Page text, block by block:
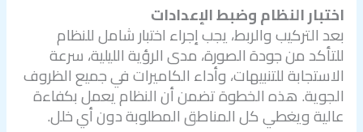
اختبار النظام وضبط الإعدادات
بعد التركيب والربط، يجب إجراء اختبار شامل للنظام
للتأكد من جودة الصورة، مدى الرؤية الليلية، سرعة
الاستجابة للتنبيهات، وأداء الكاميرات في جميع الظروف
الجوية. هذه الخطوة تضمن أن النظام يعمل بكفاءة
عالية ويغطي كل المناطق المطلوبة دون أي خلل.